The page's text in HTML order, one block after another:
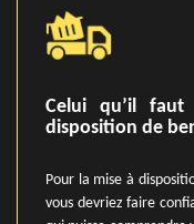
Celui qu’il
disposition de
Pour la mise à
vous devriez faire